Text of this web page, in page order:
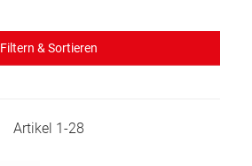
Filtern & Sortieren
Artikel 1-28